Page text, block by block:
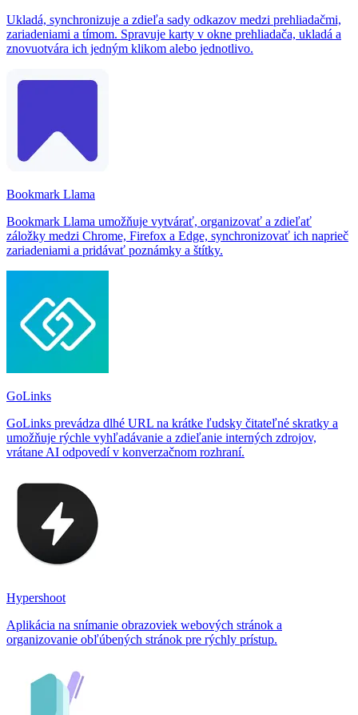
Ukladá, synchronizuje a zdieľa sady odkazov medzi prehliadačmi,
zariadeniami a tímom. Spravuje karty v okne prehliadača, ukladá a
znovuotvára ich jedným klikom alebo jednotlivo.
Bookmark Llama
Bookmark Llama umožňuje vytvárať, organizovať a zdieľať
záložky medzi Chrome, Firefox a Edge, synchronizovať ich naprieč
zariadeniami a pridávať poznámky a štítky.
GoLinks
GoLinks prevádza dlhé URL na krátke ľudsky čitateľné skratky a
umožňuje rýchle vyhľadávanie a zdieľanie interných zdrojov,
vrátane AI odpovedí v konverzačnom rozhraní.
Hypershoot
Aplikácia na snímanie obrazoviek webových stránok a
organizovanie obľúbených stránok pre rýchly prístup.